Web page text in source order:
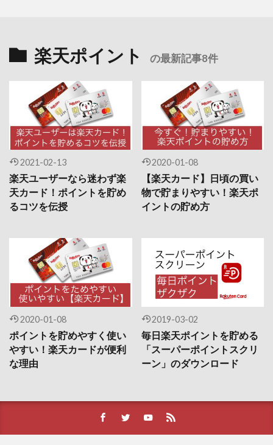
楽天ポイント の最新記事8件
2021-02-13
楽天ユーザーなら迷わず楽
天カード！ポイントを貯め
るコツを伝授
2020-01-08
【楽天カード】日頃の買い
物で貯まりやすい！楽天ポ
イントの貯め方
2020-01-08
ポイントを貯めやすく使い
やすい！楽天カードが便利
な理由
2019-03-02
毎日楽天ポイントを貯める
「スーパーポイントスクリ
ーン」のダウンロード